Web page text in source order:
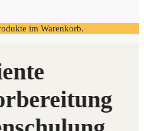
im Warenkorb.